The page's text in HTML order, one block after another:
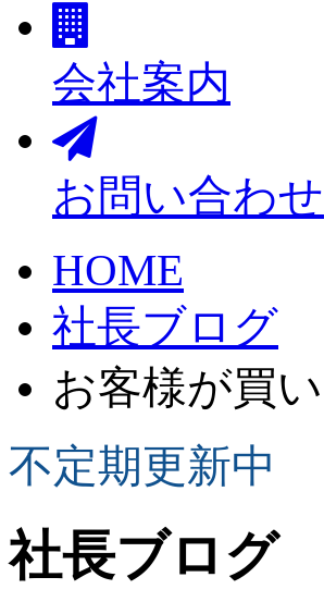
会社案内
お問い合わせ
HOME
社長ブログ
お客様が買
不定期更新中
社長ブログ